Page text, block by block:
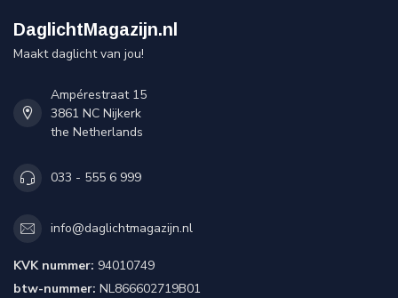
DaglichtMagazijn.nl
Maakt daglicht van jou!
Ampérestraat 15
3861 NC Nijkerk
the Netherlands
033 - 555 6 999
info@daglichtmagazijn.nl
KVK nummer: 94010749
btw-nummer: NL866602719B01